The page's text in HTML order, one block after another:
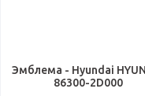
Эмблема - Hyundai
86300-2D000